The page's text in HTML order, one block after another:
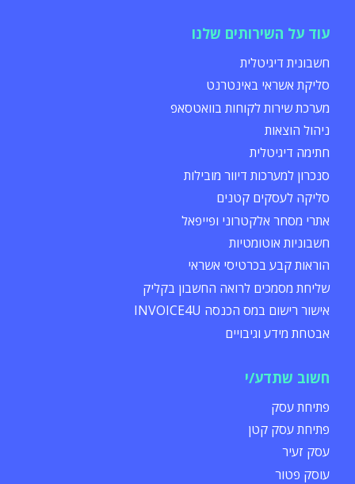
עוד על השירותים שלנו
חשבונית דיגיטלית
סליקת אשראי באינטרנט
מערכת שירות לקוחות בוואטסאפ
ניהול הוצאות
חתימה דיגיטלית
סנכרון למערכות דיוור מובילות
סליקה לעסקים קטנים
אתרי מסחר אלקטרוני ופייפאל
חשבוניות אוטומטיות
הוראות קבע בכרטיסי אשראי
שליחת מסמכים לרואה החשבון בקליק
אישור רישום במס הכנסה INVOICE4U
אבטחת מידע וגיבויים
חשוב שתדע/י
פתיחת עסק
פתיחת עסק קטן
עסק זעיר
עוסק פטור